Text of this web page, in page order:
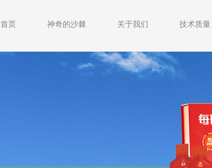
首页 神奇的沙棘 关于我们 技术质量